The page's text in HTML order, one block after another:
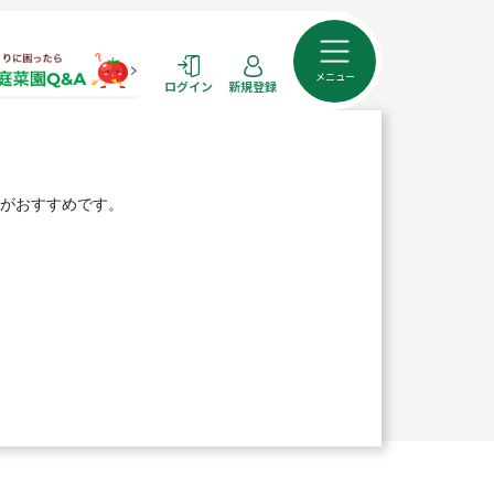
ログイン 新規登録
メニュー
おすすめです。